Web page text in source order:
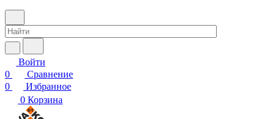
Войти
0
Сравнение
0
Избранное
0 Корзина